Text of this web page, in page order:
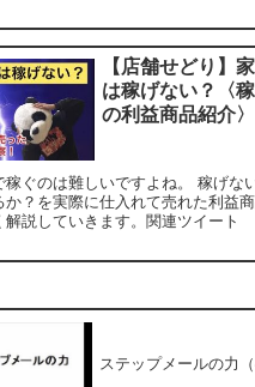
【店舗せどり】
は稼げない？〈
の利益商品紹介〉
稼ぐのは難しいですよね。 稼げな
か？を実際に仕入れて売れた利益
解説していきます。関連ツイート
ステップメールの力（